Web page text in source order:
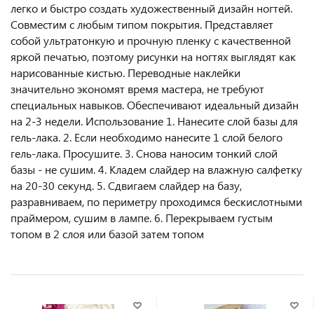
легко и быстро создать художественный дизайн ногтей.
Совместим с любым типом покрытия. Представляет
собой ультратонкую и прочную пленку с качественной
яркой печатью, поэтому рисунки на ногтях выглядят как
нарисованные кистью. Переводные наклейки
значительно экономят время мастера, не требуют
специальных навыков. Обеспечивают идеальный дизайн
на 2-3 недели. Использование 1. Нанесите слой базы для
гель-лака. 2. Если необходимо нанесите 1 слой белого
гель-лака. Просушите. 3. Снова наносим тонкий слой
базы - не сушим. 4. Кладем слайдер на влажную салфетку
на 20-30 секунд. 5. Сдвигаем слайдер на базу,
разравниваем, по периметру проходимся бескислотными
праймером, сушим в лампе. 6. Перекрываем густым
топом в 2 слоя или базой затем топом